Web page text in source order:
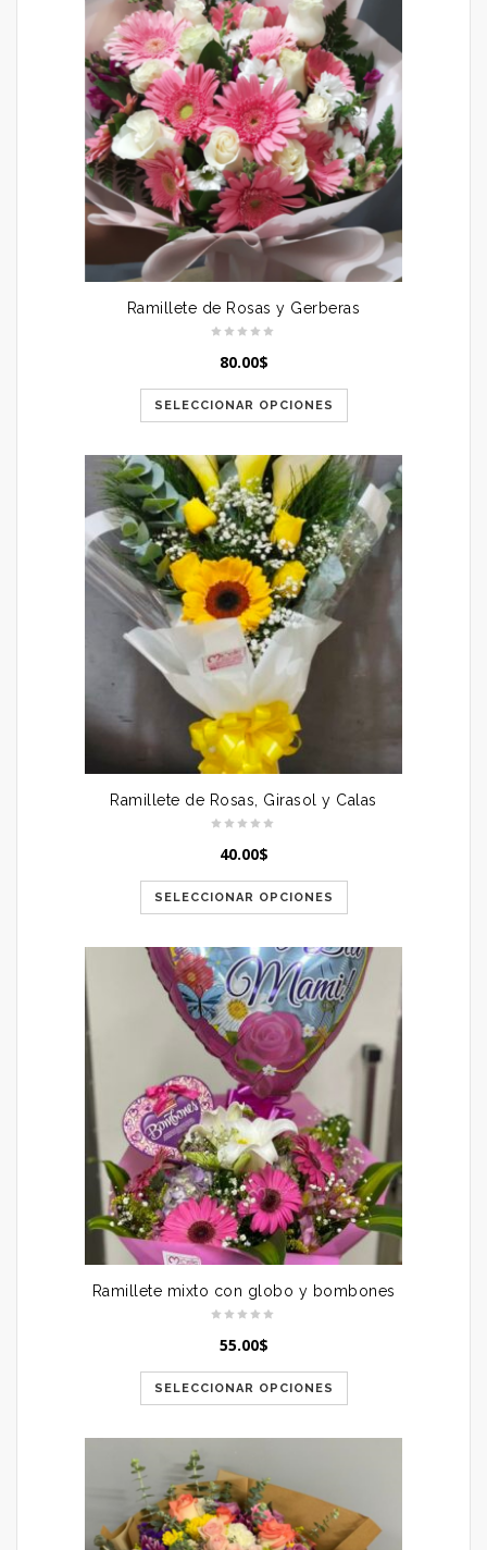
Ramillete de Rosas y Gerberas
80.00$
SELECCIONAR OPCIONES
Ramillete de Rosas, Girasol y Calas
40.00$
SELECCIONAR OPCIONES
Ramillete mixto con globo y bombones
55.00$
SELECCIONAR OPCIONES